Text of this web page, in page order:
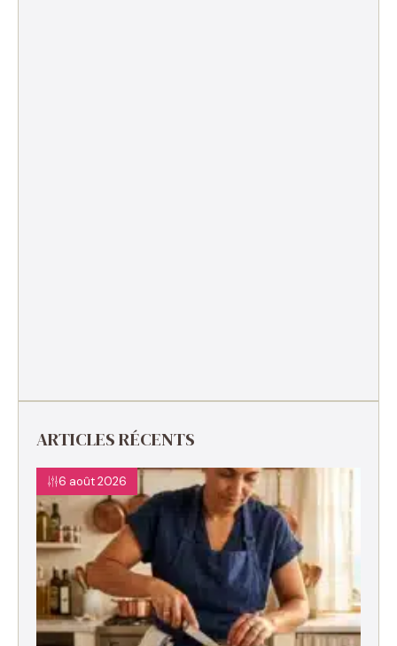
ARTICLES RÉCENTS
6 août 2026